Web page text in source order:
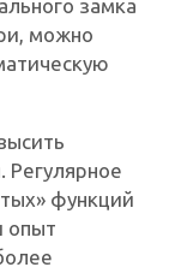
замка
можно
Регулярное
функций
опыт